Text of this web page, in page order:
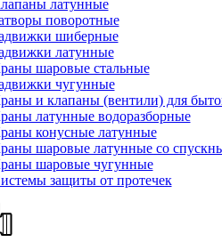
латунные
поворотные
шиберные
латунные
шаровые стальные
чугунные
и клапаны (вентили) для
латунные водоразборные
конусные латунные
шаровые латунные со
шаровые чугунные
защиты от протечек